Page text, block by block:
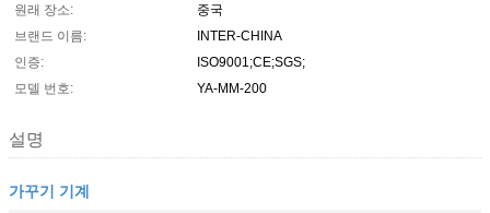
원래 장소:
중국
브랜드 이름:
INTER-CHINA
인증:
ISO9001;CE;SGS;
모델 번호:
YA-MM-200
설명
가꾸기 기계